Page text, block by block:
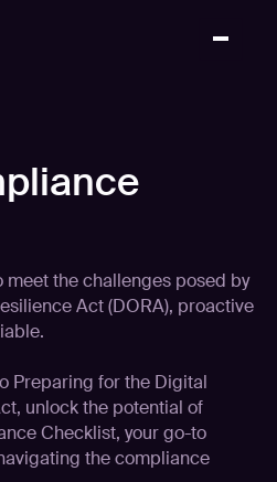
the challenges posed by
Act (DORA), proactive
Preparing for the Digital
, unlock the potential of
Checklist, your go-to
the compliance